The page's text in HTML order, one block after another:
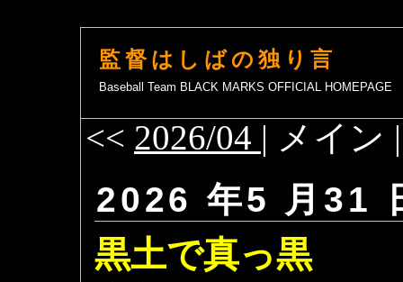
監督はしばの独り言
Baseball Team BLACK MARKS OFFICIAL HOMEPAGE
<< 2026/04 | メイン
2026 年5 月31
黒土で真っ黒